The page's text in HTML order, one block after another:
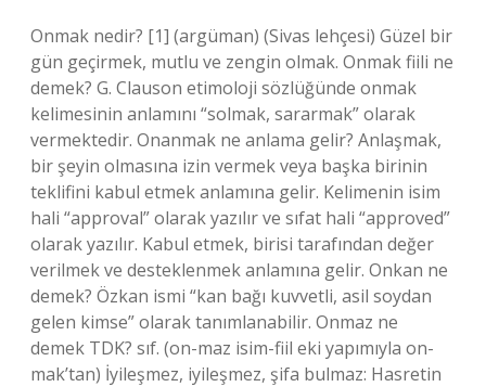
Onmak nedir? [1] (argüman) (Sivas lehçesi) Güzel bir
gün geçirmek, mutlu ve zengin olmak. Onmak fiili ne
demek? G. Clauson etimoloji sözlüğünde onmak
kelimesinin anlamını “solmak, sararmak” olarak
vermektedir. Onanmak ne anlama gelir? Anlaşmak,
bir şeyin olmasına izin vermek veya başka birinin
teklifini kabul etmek anlamına gelir. Kelimenin isim
hali “approval” olarak yazılır ve sıfat hali “approved”
olarak yazılır. Kabul etmek, birisi tarafından değer
verilmek ve desteklenmek anlamına gelir. Onkan ne
demek? Özkan ismi “kan bağı kuvvetli, asil soydan
gelen kimse” olarak tanımlanabilir. Onmaz ne
demek TDK? sıf. (on-maz isim-fiil eki yapımıyla on-
mak’tan) İyileşmez, iyileşmez, şifa bulmaz: Hasretin